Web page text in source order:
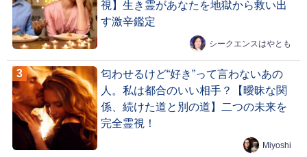
視】生き霊があなたを地獄から救い出
す激辛鑑定
シークエンスはやとも
匂わせるけど“好き”って言わないあの
人。私は都合のいい相手？【曖昧な関
係、続けた道と別の道】二つの未来を
完全霊視！
Miyoshi